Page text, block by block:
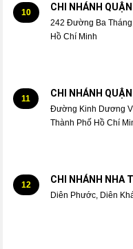
10 CHI NHÁNH
242 Đường Ba
Hồ Chí Minh
11 CHI NHÁNH
Đường Kinh Dương
Thành Phố Hồ Chí
12 CHI NHÁNH NHA
Diên Phước, Diên